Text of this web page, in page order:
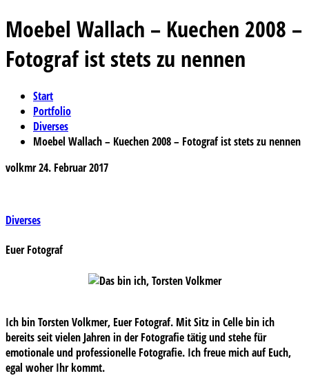
Moebel Wallach – Kuechen 2008 –
Fotograf ist stets zu nennen
Start
Portfolio
Diverses
Moebel Wallach – Kuechen 2008 – Fotograf ist stets zu nennen
volkmr24. Februar 2017
Beitragsnavigation
Diverses
Euer Fotograf
Ich bin Torsten Volkmer, Euer Fotograf. Mit Sitz in Celle bin ich
bereits seit vielen Jahren in der Fotografie tätig und stehe für
emotionale und professionelle Fotografie. Ich freue mich auf Euch,
egal woher Ihr kommt.